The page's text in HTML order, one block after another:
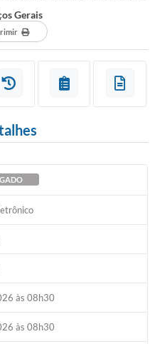
Gerais
às 08h30
às 08h30